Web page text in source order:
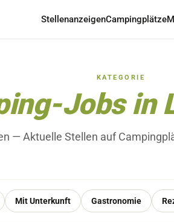
StellenanzeigenCampingplätze
KATEGORIE
Jobs in
— Aktuelle Stellen auf
Mit Unterkunft Gastronomie